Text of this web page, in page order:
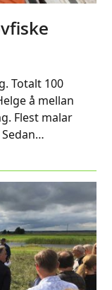
Totalt 100
å mellan
Flest malar